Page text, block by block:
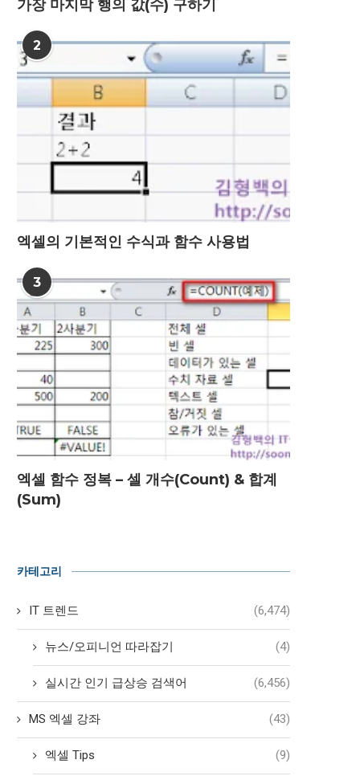
가장 마지막 행의 값(수) 구하기
2
엑셀의 기본적인 수식과 함수 사용법
3
엑셀 함수 정복 – 셀 개수(Count) & 합계
(Sum)
카테고리
IT 트렌드 (6,474)
뉴스/오피니언 따라잡기 (4)
실시간 인기 급상승 검색어 (6,456)
MS 엑셀 강좌 (43)
엑셀 Tips (9)